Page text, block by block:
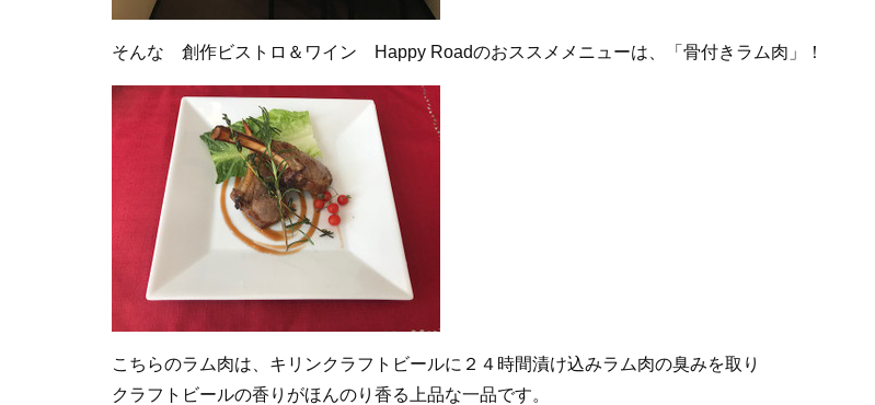
そんな 創作ビストロ＆ワイン Happy Roadのおススメメニューは、「骨付きラム肉」！
こちらのラム肉は、キリンクラフトビールに２４時間漬け込みラム肉の臭みを取り
クラフトビールの香りがほんのり香る上品な一品です。